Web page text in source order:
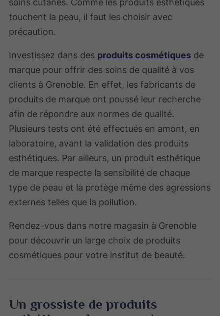
touchent la peau, il faut les choisir avec
précaution.
Investissez dans des produits cosmétiques de
marque pour offrir des soins de qualité à vos
clients à Grenoble. En effet, les fabricants de
produits de marque ont poussé leur recherche
afin de répondre aux normes de qualité.
Plusieurs tests ont été effectués en amont, en
laboratoire, avant la validation des produits
esthétiques. Par ailleurs, un produit esthétique
de marque respecte la sensibilité de chaque
type de peau et la protège même des agressions
externes telles que la pollution.
Rendez-vous dans notre magasin à Grenoble
pour découvrir un large choix de produits
cosmétiques pour votre institut de beauté.
Un grossiste de produits